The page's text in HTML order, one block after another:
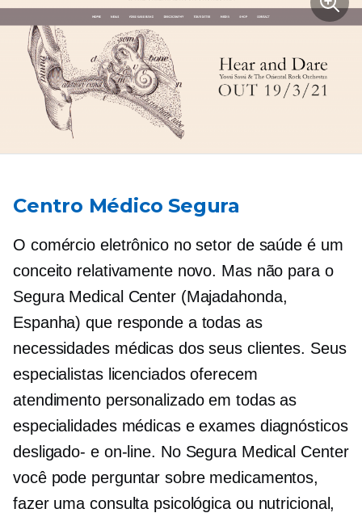
Centro Médico Segura
O comércio eletrônico no setor de saúde é um
conceito relativamente novo. Mas não para o
Segura Medical Center (Majadahonda,
Espanha) que responde a todas as
necessidades médicas dos seus clientes. Seus
especialistas licenciados oferecem
atendimento personalizado em todas as
especialidades médicas e exames diagnósticos
desligado- e on-line. No Segura Medical Center
você pode perguntar sobre medicamentos,
fazer uma consulta psicológica ou nutricional,